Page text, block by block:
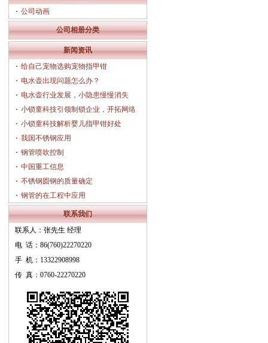
公司动画
公司相册分类
新闻资讯
给自己宠物选购宠物指甲钳
电水壶出现问题怎么办？
电水壶行业发展，小隐患慢慢消失
小锁童科技引领制锁企业，开拓网络市
场，小锁童科技解析婴儿指甲钳好处
我国不锈钢应用
钢管喷吹控制
中国重工信息
不锈钢圆钢的质量确定
钢管的在工程中应用
联系我们
联系人：张先生 经理
电 话：86(760)22270220
手 机：13322908998
传 真：0760-22270220